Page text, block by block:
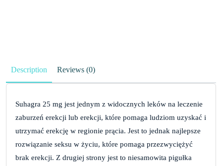
Description Reviews (0)
Suhagra 25 mg jest jednym z widocznych leków na leczenie
zaburzeń erekcji lub erekcji, które pomaga ludziom uzyskać i
utrzymać erekcję w regionie prącia. Jest to jednak najlepsze
rozwiązanie seksu w życiu, które pomaga przezwyciężyć
brak erekcji. Z drugiej strony jest to niesamowita pigułka